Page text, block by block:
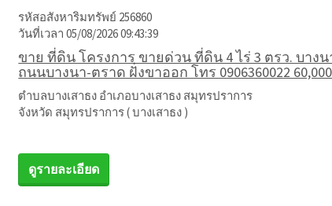
รหัสอสังหาริมทรัพย์ 256860
วันที่เวลา 05/08/2026 09:43:39
ขาย ที่ดิน โครงการ ขายด่วน ที่ดิน 4 ไร่ 3 ตรว. บาง
ถนนบางนา-ตราด ฝั่งขาออก โทร 0906360022
ตำบลบางเสาธง อำเภอบางเสาธง สมุทรปราการ
จังหวัด สมุทรปราการ ( บางเสาธง )
ดูรายละเอียด